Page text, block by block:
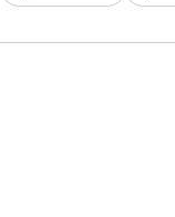
36,48 %